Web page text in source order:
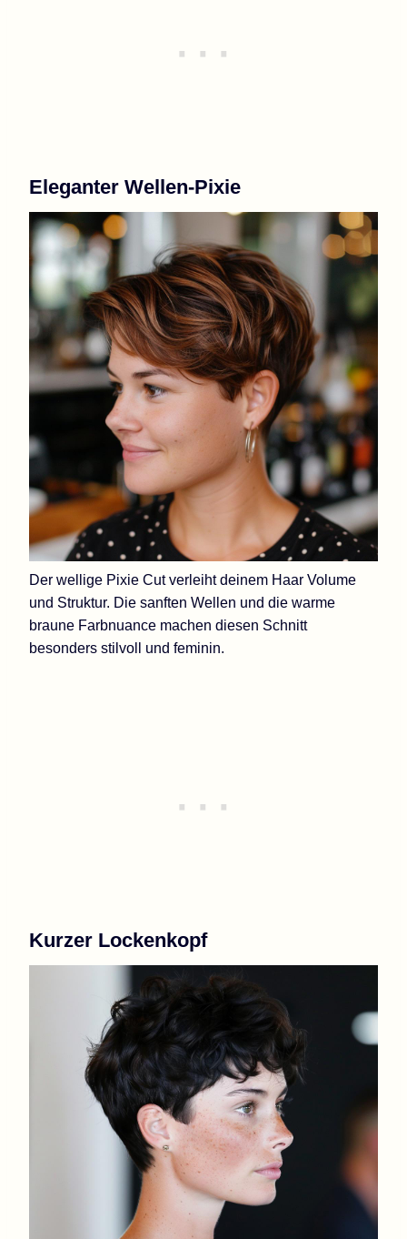
Eleganter Wellen-Pixie
Der wellige Pixie Cut verleiht deinem Haar Volume
und Struktur. Die sanften Wellen und die warme
braune Farbnuance machen diesen Schnitt
besonders stilvoll und feminin.
Kurzer Lockenkopf